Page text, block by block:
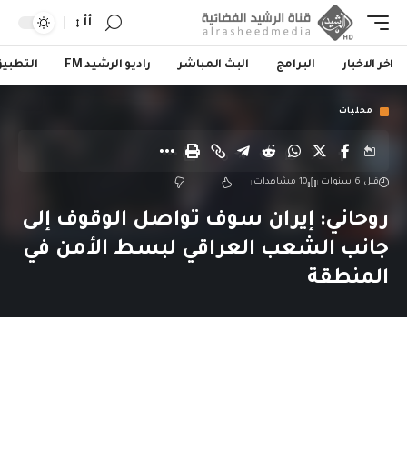
أأ
اخر الاخبار البرامج البث المباشر راديو الرشيد FM
محليات
قبل 6 سنوات 10 مشاهدات
روحاني: إيران سوف تواصل الوقوف إلى
جانب الشعب العراقي لبسط الأمن في
المنطقة